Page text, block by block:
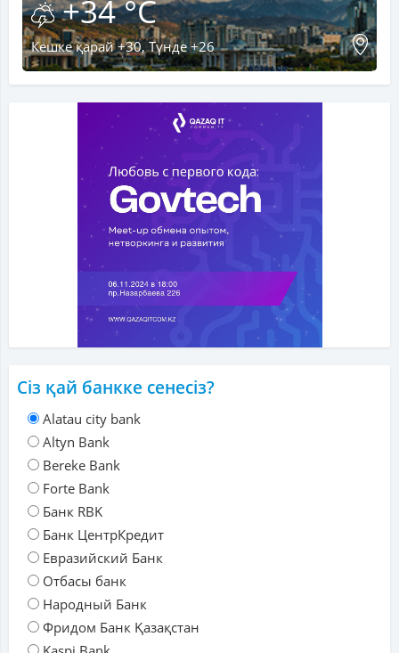
+34 °C
Кешке қарай +30, Түнде +26
Сіз қай банкке сенесіз?
Alatau city bank
Altyn Bank
Bereke Bank
Forte Bank
Банк RBK
Банк ЦентрКредит
Евразийский Банк
Отбасы банк
Народный Банк
Фридом Банк Қазақстан